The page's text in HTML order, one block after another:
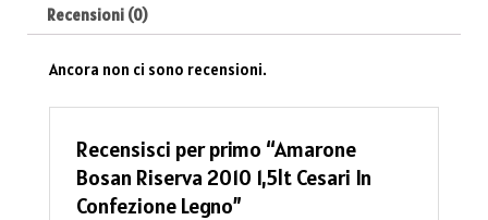
Recensioni (0)
Ancora non ci sono recensioni.
Recensisci per primo “Amarone
Bosan Riserva 2010 1,5lt Cesari In
Confezione Legno”